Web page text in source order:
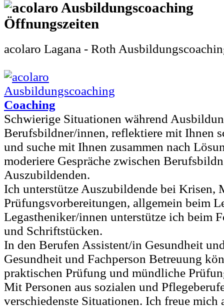
acolaro Lagana - Roth
Coaching
Schwierige Situationen während
Berufsbildner/innen, reflektiere mit Ihnen
und suche mit Ihnen zusammen nach
moderiere Gespräche zwischen
Auszubildenden.
Ich unterstütze Auszubildende bei Krisen,
Prüfungsvorbereitungen, allgemein beim
Legastheniker/innen unterstütze ich beim
und Schriftstücken.
In den Berufen Assistent/in Gesundheit
Gesundheit und Fachperson Betreuung
praktischen Prüfung und mündliche
Mit Personen aus sozialen und
verschiedenste Situationen. Ich freue mich